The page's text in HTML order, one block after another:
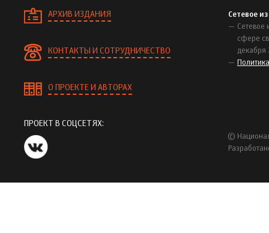
АРХИВ ИЗДАНИЯ
КОНТАКТЫ И СОТРУДНИЧЕСТВО
О ПРОЕКТЕ И АВТОРАХ
Сетевое
Сетевое
сфере
декабря
ПРОЕКТ В СОЦСЕТЯХ:
©